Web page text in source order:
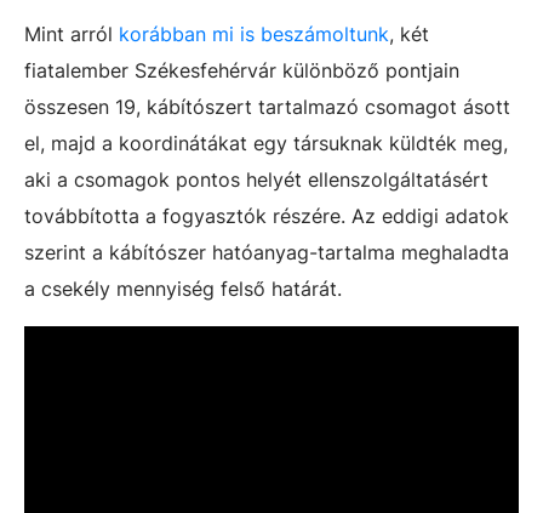
Mint arról korábban mi is beszámoltunk, két
fiatalember Székesfehérvár különböző pontjain
összesen 19, kábítószert tartalmazó csomagot ásott
el, majd a koordinátákat egy társuknak küldték meg,
aki a csomagok pontos helyét ellenszolgáltatásért
továbbította a fogyasztók részére. Az eddigi adatok
szerint a kábítószer hatóanyag-tartalma meghaladta
a csekély mennyiség felső határát.